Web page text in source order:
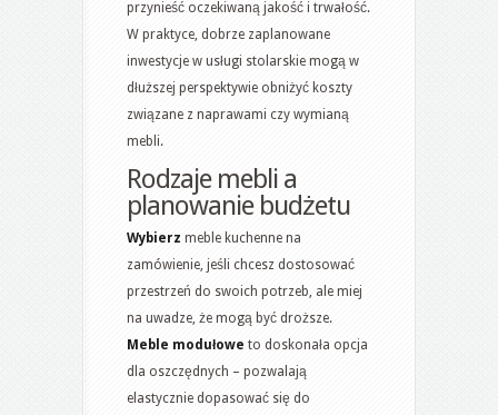
przynieść oczekiwaną jakość i trwałość.
W praktyce, dobrze zaplanowane
inwestycje w usługi stolarskie mogą w
dłuższej perspektywie obniżyć koszty
związane z naprawami czy wymianą
mebli.
Rodzaje mebli a
planowanie budżetu
Wybierz meble kuchenne na
zamówienie, jeśli chcesz dostosować
przestrzeń do swoich potrzeb, ale miej
na uwadze, że mogą być droższe.
Meble modułowe to doskonała opcja
dla oszczędnych – pozwalają
elastycznie dopasować się do